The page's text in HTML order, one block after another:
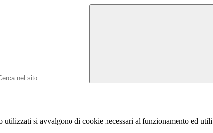
utilizzati si avvalgono di cookie necessari al funzionamento ed